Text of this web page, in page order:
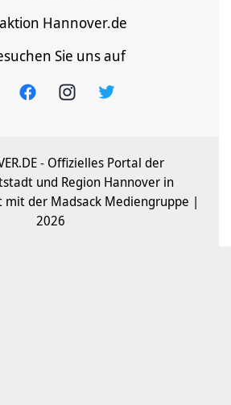
Hannover.de
Sie uns auf
- Offizielles Portal der
und Region Hannover in
mit der Madsack Mediengruppe |
2026